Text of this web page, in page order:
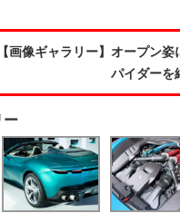
【画像ギャラリー】オープン
パイダーを
ー